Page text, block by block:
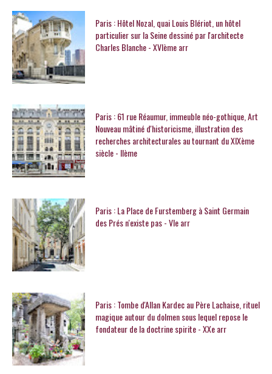
Paris : Hôtel Nozal, quai Louis Blériot, un hôtel
particulier sur la Seine dessiné par l'architecte
Charles Blanche - XVIème arr
Paris : 61 rue Réaumur, immeuble néo-gothique, Art
Nouveau mâtiné d'historicisme, illustration des
recherches architecturales au tournant du XIXème
siècle - IIème
Paris : La Place de Furstemberg à Saint Germain
des Prés n'existe pas - VIe arr
Paris : Tombe d'Allan Kardec au Père Lachaise, rituel
magique autour du dolmen sous lequel repose le
fondateur de la doctrine spirite - XXe arr